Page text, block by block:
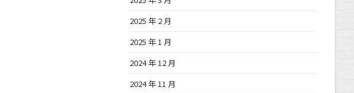
2025 年 2 月
2025 年 1 月
2024 年 12 月
2024 年 11 月